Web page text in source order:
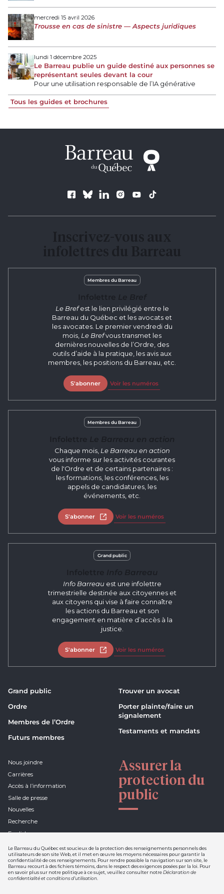
Le Barreau du Québec est soucieux de la protection des renseignements personnels des
utilisateurs de son site Web, et il met en œuvre les moyens nécessaires pour garantir la
confidentialité de ces renseignements. Pour rendre possible la navigation sur son site, le
Barreau recourt à des fichiers témoins, dans le respect des exigences posées par la loi. Pour
en savoir plus sur notre politique à ce sujet, veuillez consulter notreDéclaration de
confidentialité et conditions d’utilisation
mercredi 15 avril 2026
Trousse en cas de sinistre — Aspects juridiques
lundi 1 décembre 2025
Le Barreau publie un guide destiné aux personnes se
représentant seules devant la cour
Pour une utilisation responsable de l’IA générative
Tous les guides et brochures
Suivez le Barreau
Membres du Barreau
Le Brefest le lien privilégié entre le
Barreau du Québec et les avocats et
les avocates. Le premier vendredi du
mois, Le Brefvous transmet les
dernières nouvelles de l’Ordre, des
outils d’aide à la pratique, les avis aux
membres, les positions du Barreau, etc.
S'abonner Voir les numéros
Membres du Barreau
Chaque mois, Le Barreau en action
vous informe sur les activités courantes
de l'Ordre et de certains partenaires :
les formations, les conférences, les
appels de candidatures, les
événements, etc.
S'abonner Ouvrir dans un nouvel onglet
Voir les numéros
Grand public
Info Barreau est une infolettre
trimestrielle destinée aux citoyennes et
aux citoyens qui vise à faire connaître
les actions du Barreau et son
engagement en matière d’accès à la
justice.
S'abonner Ouvrir dans un nouvel onglet
Voir les numéros
Grand public
Ordre
Membres de l’Ordre
Futurs membres
Trouver un avocat
Porter plainte/faire un
signalement
Testaments et mandats
Nous joindre
Carrières
Accès à l’information
Salle de presse
Nouvelles
Recherche
English
Assurer la
protection du
public
Déclaration de confidentialité et
conditions d'utilisation